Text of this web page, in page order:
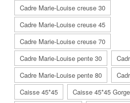
Cadre Marie-Louise creuse 30
Cadre Marie-Louise creuse 45
Cadre Marie-Louise creuse 70
Cadre Marie-Louise pente 30
Cadre Marie-Louise pente 80
Caisse 45*45
Caisse 45*45 Gorge